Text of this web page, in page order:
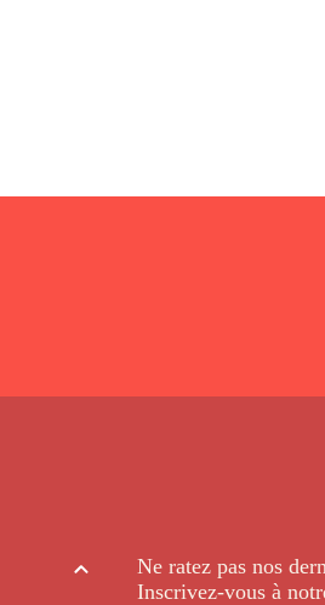
Ne ratez pas nos
Inscrivez-vous à